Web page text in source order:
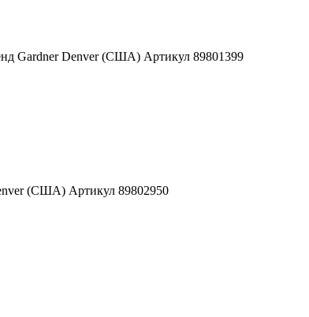
Gardner Denver (США) Артикул 89801399
(США) Артикул 89802950